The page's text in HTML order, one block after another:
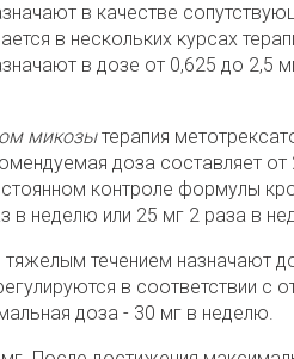
в качестве
в нескольких курсах
в дозе от 0,625 до 2,5
микозытерапия
доза составляет
контроле формулы
в неделю или 25 мг 2 раза в
течением назначают
в соответствии с
доза - 30 мг в неделю.